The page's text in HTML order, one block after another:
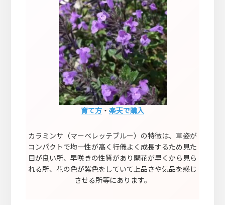
育て方 ・ 楽天で購入
カラミンサ（マーベレッテブルー）の特徴は、草姿が
コンパクトで均一性が高く行儀よく成長するため見た
目が良い所、早咲きの性質があり開花が早くから見ら
れる所、花の色が紫色をしていて上品さや気品を感じ
させる所等にあります。